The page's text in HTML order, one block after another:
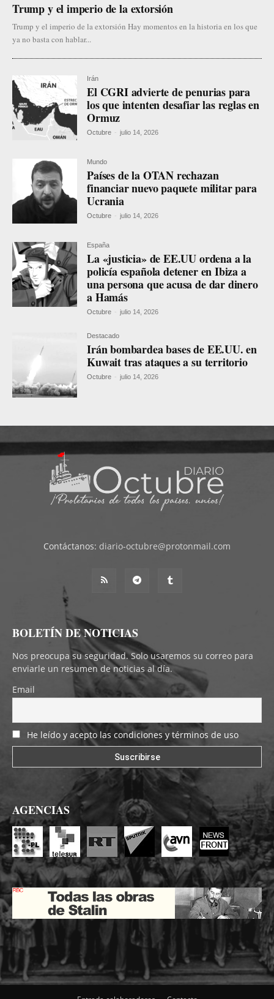
Trump y el imperio de la extorsión
Trump y el imperio de la extorsión Hay momentos en la historia en los que
ya no basta con hablar...
Irán
El CGRI advierte de penurias para
los que intenten desafiar las reglas en
Ormuz
Octubre - julio 14, 2026
Mundo
Países de la OTAN rechazan
financiar nuevo paquete militar para
Ucrania
Octubre - julio 14, 2026
España
La «justicia» de EE.UU ordena a la
policía española detener en Ibiza a
una persona que acusa de dar dinero
a Hamás
Octubre - julio 14, 2026
Destacado
Irán bombardea bases de EE.UU. en
Kuwait tras ataques a su territorio
Octubre - julio 14, 2026
Contáctanos: diario-octubre@protonmail.com
BOLETÍN DE NOTICIAS
Nos preocupa su seguridad. Solo usaremos su correo para
enviarle un resumen de noticias al día.
Email
He leído y acepto las condiciones y términos de uso
AGENCIAS